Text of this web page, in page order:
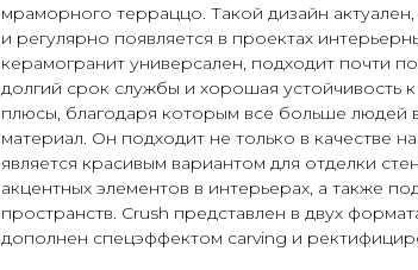
мраморного терраццо. Такой дизайн актуален,
и регулярно появляется в проектах
керамогранит универсален, подходит почти
долгий срок службы и хорошая
плюсы, благодаря которым все больше людей
материал. Он подходит не только в качестве
является красивым вариантом для отделки
акцентных элементов в интерьерах, а также
пространств. Crush представлен в двух
дополнен спецэффектом carving и